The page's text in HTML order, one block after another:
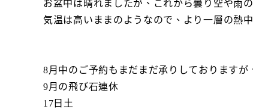
お盆中は晴れましたが、これから曇り空や雨
気温は高いままのようなので、より一層の熱
8月中のご予約もまだまだ承りしておりますが
9月の飛び石連休
17日土